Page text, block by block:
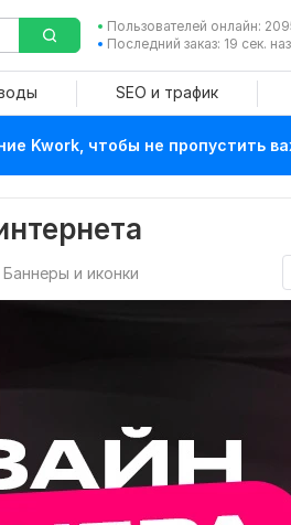
Пользователей онлайн:
Последний заказ: 19 сек.
SEO и трафик
Kwork, чтобы не пропустить
Баннеры и иконки